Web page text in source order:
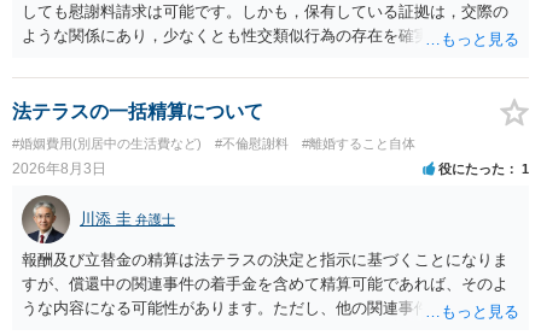
しても慰謝料請求は可能です。しかも，保有している証拠は，交際の
ような関係にあり，少なくとも性交類似行為の存在を確実に証明でき
ことを窺わせるものです。）。ですから，慰謝料請求を進めることで
よいと思います。 ただ．慰謝料額については，婚姻破綻に至っていな
いとして，この点を考慮されることになるかもしれません。 ②夫との
今後のことを考えて書いてもらうか否かを検討するのがよいと思いま
す。今ある証拠以上のことを証明（証明力を強めることも含む）でき
るのであれば，前向きに検討を進めるという考え方でもよいでしょ
う。慰謝料請求としては証拠として使えることが前提であり，その価
値と夫との関係との均衡のように思います。 ③行政書士に委任をして
いるのであれば，どのような内容の委任なのか不明ですが，その行政
書士との協議になると思います。請求するか，訴訟にするか，その点
の見極めや，相手方は性交類似行為は認めているのか，それさえも否
法テラスの一括精算について
#婚姻費用(別居中の生活費など) #不倫慰謝料 #離婚すること自体
2026年8月3日 役にたった 1
川添 圭 弁護士
報酬及び立替金の精算は法テラスの決定と指示に基づくことになりま
すが、償還中の関連事件の着手金を含めて精算可能であれば、そのよ
うな内容になる可能性があります。ただし、他の関連事件でも相手方